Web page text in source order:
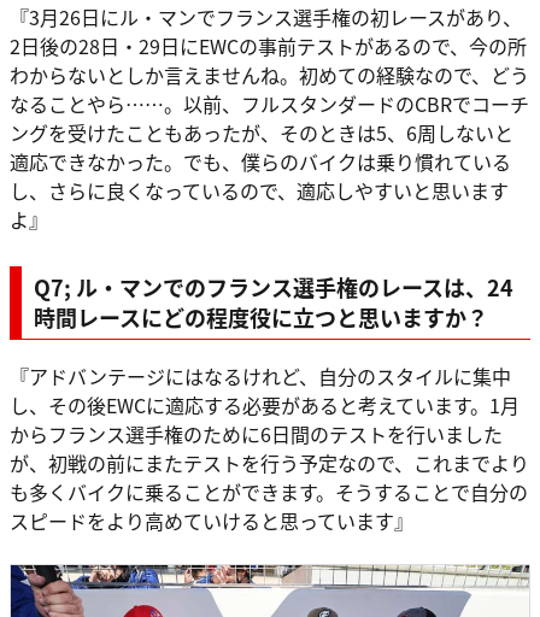
『3月26日にル・マンでフランス選手権の初レースがあり、
2日後の28日・29日にEWCの事前テストがあるので、今の所
わからないとしか言えませんね。初めての経験なので、どう
なることやら……。以前、フルスタンダードのCBRでコーチ
ングを受けたこともあったが、そのときは5、6周しないと
適応できなかった。でも、僕らのバイクは乗り慣れている
し、さらに良くなっているので、適応しやすいと思います
よ』
Q7; ル・マンでのフランス選手権のレースは、24
時間レースにどの程度役に立つと思いますか？
『アドバンテージにはなるけれど、自分のスタイルに集中
し、その後EWCに適応する必要があると考えています。1月
からフランス選手権のために6日間のテストを行いました
が、初戦の前にまたテストを行う予定なので、これまでより
も多くバイクに乗ることができます。そうすることで自分の
スピードをより高めていけると思っています』